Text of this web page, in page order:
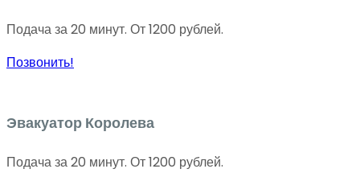
Подача за 20 минут. От 1200 рублей.
Позвонить!
Эвакуатор Королева
Подача за 20 минут. От 1200 рублей.